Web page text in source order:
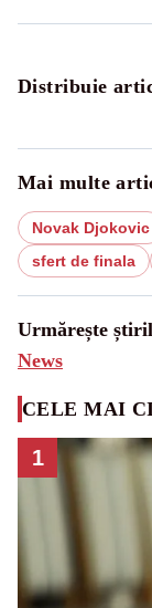
Distribuie
Mai multe
Novak Djokovic
sfert de finala
Urmărește
News
CELE MAI
1